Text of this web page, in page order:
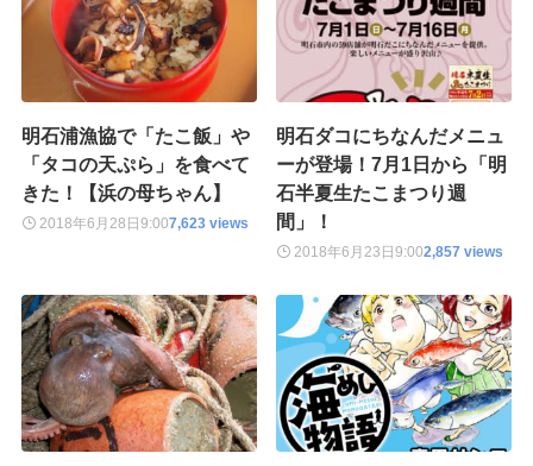
明石浦漁協で「たこ飯」や
「タコの天ぷら」を食べて
きた！【浜の母ちゃん】
2018年6月28日9:007,623 views
明石ダコにちなんだメニュ
ーが登場！7月1日から「明
石半夏生たこまつり週
間」！
2018年6月23日9:002,857 views